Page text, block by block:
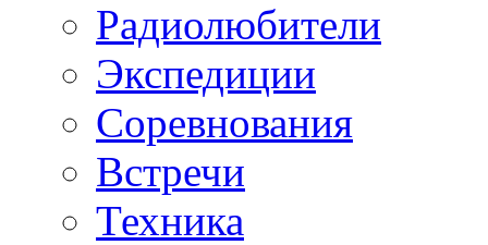
Радиолюбители
Экспедиции
Соревнования
Встречи
Техника